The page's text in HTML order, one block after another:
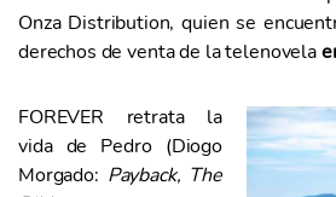
Onza Distribution, quien se
derechos de venta de la telenovela
FOREVER retrata la
vida de Pedro (Diogo
Morgado: Payback, The